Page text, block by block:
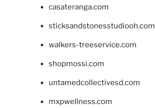
casateranga.com
sticksandstonesstudiooh.com
walkers-treeservice.com
shopmossi.com
untamedcollectivesd.com
mxpwellness.com